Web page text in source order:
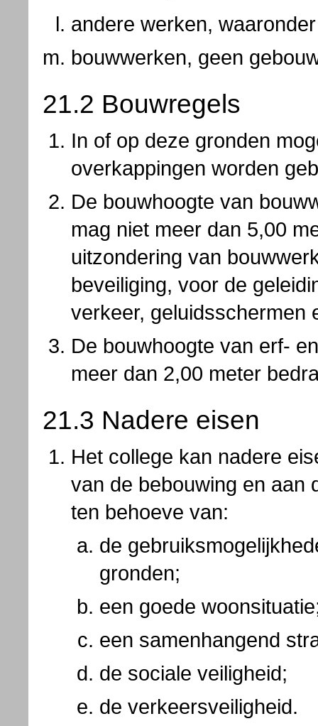
andere werken,
bouwwerken, geen
21.2 Bouwregels
In of op deze gronden
overkappingen worden
De bouwhoogte van
mag niet meer dan 5,00
uitzondering van
beveiliging, voor de
verkeer, geluidsschermen
De bouwhoogte van erf-
meer dan 2,00 meter
21.3 Nadere eisen
Het college kan nadere
van de bebouwing en aan
ten behoeve van:
de
gronden;
een goede
een samenhangend
de sociale veiligheid;
de verkeersveiligheid.